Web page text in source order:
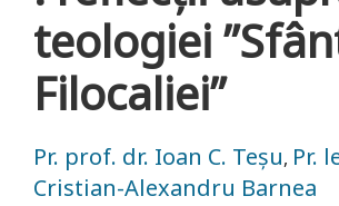
teologiei
Filocaliei”
Pr. prof. dr. Ioan C. Teşu, Pr.
Cristian-Alexandru Barnea